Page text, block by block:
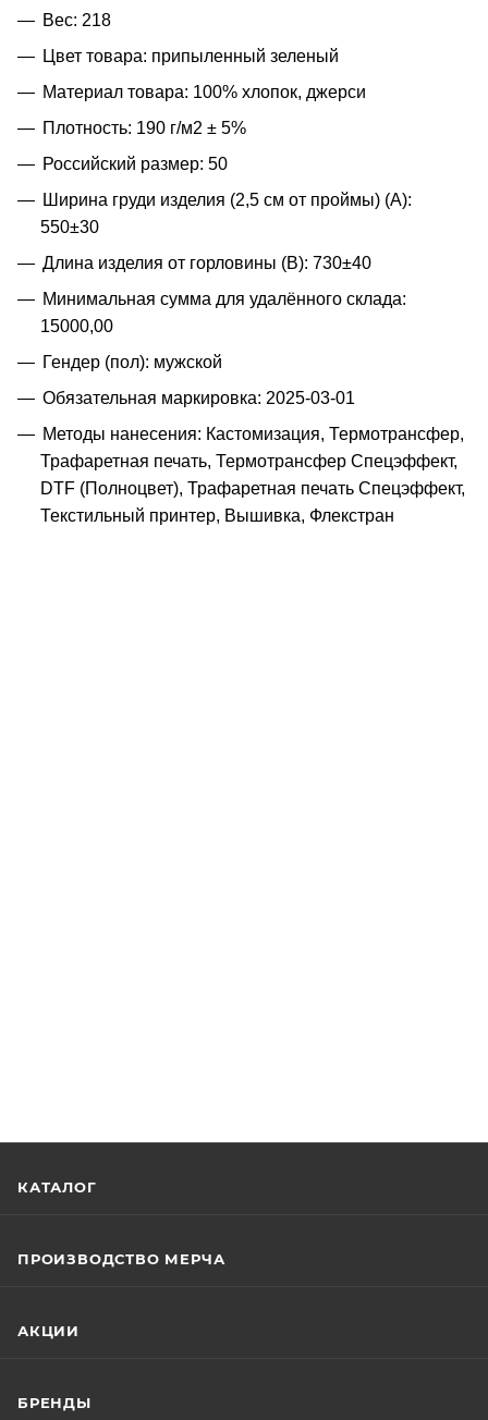
Вес: 218
Цвет товара: припыленный зеленый
Материал товара: 100% хлопок, джерси
Плотность: 190 г/м2 ± 5%
Российский размер: 50
Ширина груди изделия (2,5 см от проймы) (A):
550±30
Длина изделия от горловины (B): 730±40
Минимальная сумма для удалённого склада:
15000,00
Гендер (пол): мужской
Обязательная маркировка: 2025-03-01
Методы нанесения: Кастомизация, Термотрансфер,
Трафаретная печать, Термотрансфер Спецэффект,
DTF (Полноцвет), Трафаретная печать Спецэффект,
Текстильный принтер, Вышивка, Флекстран
КАТАЛОГ
ПРОИЗВОДСТВО МЕРЧА
АКЦИИ
БРЕНДЫ